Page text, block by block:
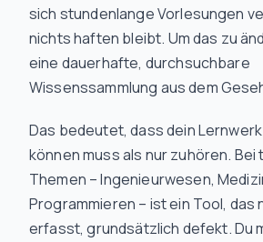
sich stundenlange Vorlesungen
nichts haften bleibt. Um das zu
eine dauerhafte, durchsuchbare
Wissenssammlung aus dem
Das bedeutet, dass dein
können muss als nur zuhören.
Themen – Ingenieurwesen,
Programmieren – ist ein Tool, das
erfasst, grundsätzlich defekt. Du